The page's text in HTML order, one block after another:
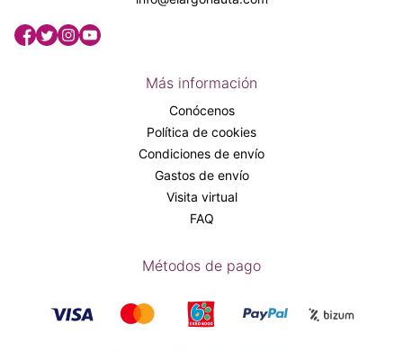
Más información
Conócenos
Política de cookies
Condiciones de envío
Gastos de envío
Visita virtual
FAQ
Métodos de pago